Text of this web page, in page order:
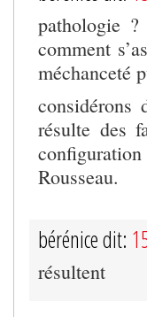
pathologie
comment
méchanceté
considérons
résulte des
Rousseau.
bérénice dit:
résultent